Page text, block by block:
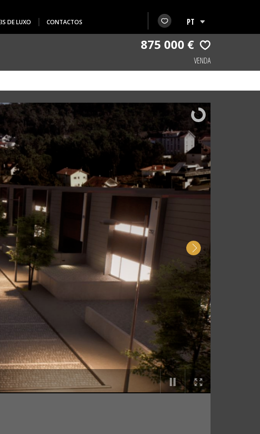
DE LUXO CONTACTOS
875 000 €
VENDA